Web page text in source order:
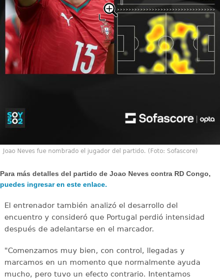
Joao Neves fue nombrado el jugador del partido. (Foto: Sofascore)
Para más detalles del partido de Joao Neves contra RD Congo,
puedes ingresar en este enlace.
El entrenador también analizó el desarrollo del
encuentro y consideró que Portugal perdió intensidad
después de adelantarse en el marcador.
"Comenzamos muy bien, con control, llegadas y
marcamos en un momento que normalmente ayuda
mucho, pero tuvo un efecto contrario. Intentamos